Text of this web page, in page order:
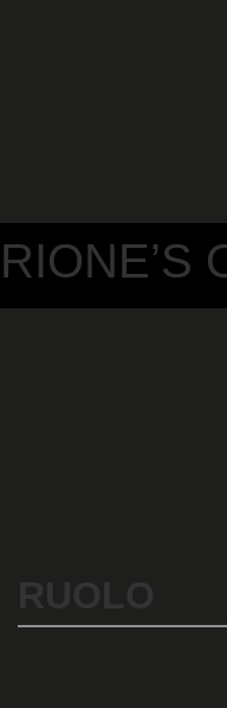
RIONE’S
RUOLO